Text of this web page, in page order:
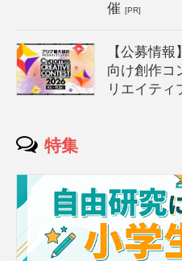
催[PR]
【公募情
向け創作コ
リエイティ
特集